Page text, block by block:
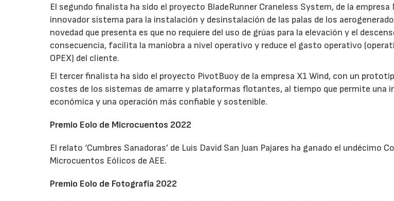
El segundo finalista ha sido el proyecto BladeRunner Craneless System, de la empresa
innovador sistema para la instalación y desinstalación de las palas de los
novedad que presenta es que no requiere del uso de grúas para la elevación y el
consecuencia, facilita la maniobra a nivel operativo y reduce el gasto operativo
OPEX) del cliente.
El tercer finalista ha sido el proyecto PivotBuoy de la empresa X1 Wind, con un
costes de los sistemas de amarre y plataformas flotantes, al tiempo que permite una
económica y una operación más confiable y sostenible.
Premio Eolo de Microcuentos 2022
El relato ‘Cumbres Sanadoras’ de Luis David San Juan Pajares ha ganado el undécimo
Microcuentos Eólicos de AEE.
Premio Eolo de Fotografía 2022